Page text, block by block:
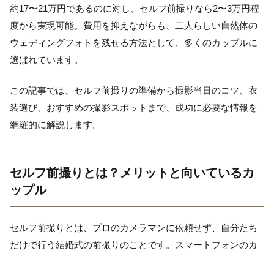
約17〜21万円であるのに対し、セルフ前撮りなら2〜3万円程
度から実現可能。費用を抑えながらも、二人らしい自然体の
ウェディングフォトを残せる方法として、多くのカップルに
選ばれています。
この記事では、セルフ前撮りの準備から撮影当日のコツ、衣
装選び、おすすめの撮影スポットまで、成功に必要な情報を
網羅的に解説します。
セルフ前撮りとは？メリットと向いているカ
ップル
セルフ前撮りとは、プロのカメラマンに依頼せず、自分たち
だけで行う結婚式の前撮りのことです。スマートフォンのカ